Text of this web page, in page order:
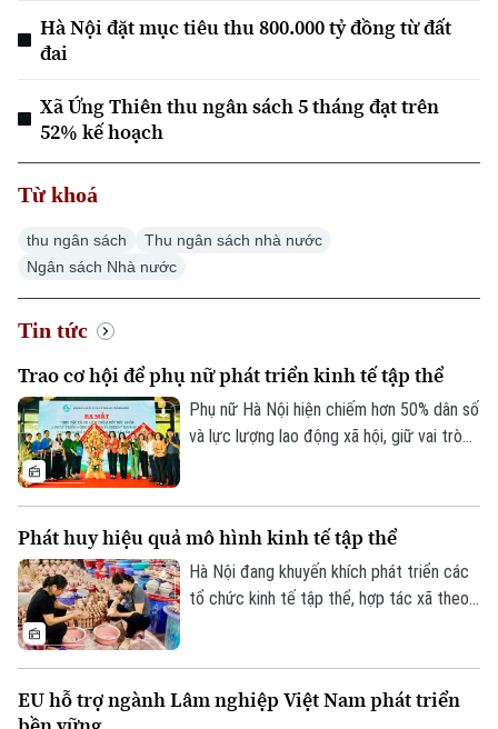
Hà Nội đặt mục tiêu thu 800.000 tỷ đồng từ đất
đai
Xã Ứng Thiên thu ngân sách 5 tháng đạt trên
52% kế hoạch
Từ khoá
thu ngân sách
Thu ngân sách nhà nước
Ngân sách Nhà nước
Tin tức
Trao cơ hội để phụ nữ phát triển kinh tế tập thể
Phụ nữ Hà Nội hiện chiếm hơn 50% dân số
và lực lượng lao động xã hội, giữ vai trò
mạnh dạn thay đổi tư duy sản xuất, ứng
dụng khoa học công nghệ, chuyển đổi số
để nâng cao giá trị sản phẩm.
Phát huy hiệu quả mô hình kinh tế tập thể
Hà Nội đang khuyến khích phát triển các
tổ chức kinh tế tập thể, hợp tác xã theo
từng bước trở thành hình mẫu trong phát
EU hỗ trợ ngành Lâm nghiệp Việt Nam phát triển